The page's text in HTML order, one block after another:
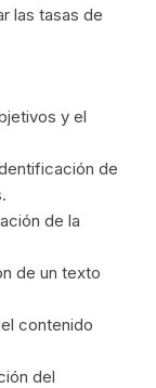
las tasas de
y el
de
de la
de un texto
contenido
del